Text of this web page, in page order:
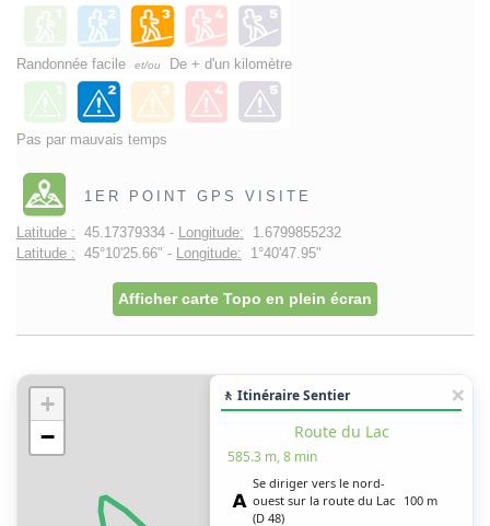
Randonnée facile et/ou De + d'un kilomètre
Pas par mauvais temps
1ER POINT GPS VISITE
Latitude : 45.17379334 - Longitude: 1.6799855232
Latitude : 45°10'25.66" - Longitude: 1°40'47.95"
Afficher carte Topo en plein écran
+
−
🚶 Itinéraire Sentier
Route du Lac
585.3 m, 8 min
Se diriger vers le nord-
ouest sur la route du Lac
(D 48)
100 m